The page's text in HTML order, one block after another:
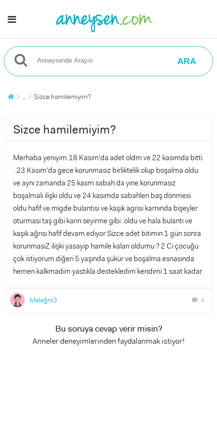
ARA
... Sizce hamilemiyim?
Sizce hamilemiyim?
Merhaba yeniyim.18 Kasım'da adet oldm ve 22 kasımda bitti
. 23 Kasım'da gece korunmasız birliktelik olup boşalma oldu
ve aynı zamanda 25 kasm sabah da yine korunmasız
boşalmalı ilişki oldu ve 24 kasımda sabahlen baş dönmesi
oldu hafif ve migde bulantisi ve kaşık agrisi karnında bişeyler
oturması taş gibi karın seyirme gibi .oldu ve hala bulantı ve
kaşık ağrısı hafif devam ediyor Sizce adet bitimin 1 gün sonra
korunmasiZ ilişki yasayip hamile kalan oldumu ? 2 Ci çocuğu
çok istiyorum diğeri 5 yaşında şükür ve boşalma esnasında
hemen kalkmadim yastıkla destekledim kendimi 1 saat kadar.
Meleğm3 chat 4
Bu soruya cevap verir misin?
Anneler deneyimlerinden faydalanmak istiyor!